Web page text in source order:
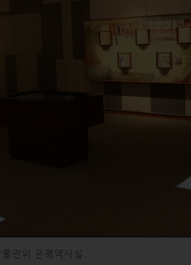
관의 은평역사실.